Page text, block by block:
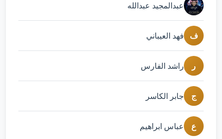
عبدالمجيد عبدالله
ف فهد العيباني
ر راشد الفارس
ج جابر الكاسر
ع عباس ابراهيم